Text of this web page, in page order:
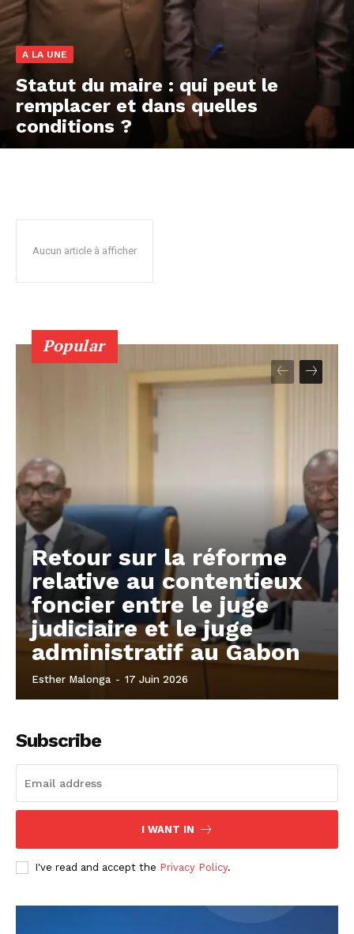
A LA UNE
Statut du maire : qui peut le
remplacer et dans quelles
conditions ?
Aucun article à afficher
Popular
Retour sur la réforme
relative au contentieux
foncier entre le juge
judiciaire et le juge
administratif au Gabon
Esther Malonga - 17 Juin 2026
Subscribe
I WANT IN
I've read and accept the Privacy Policy.